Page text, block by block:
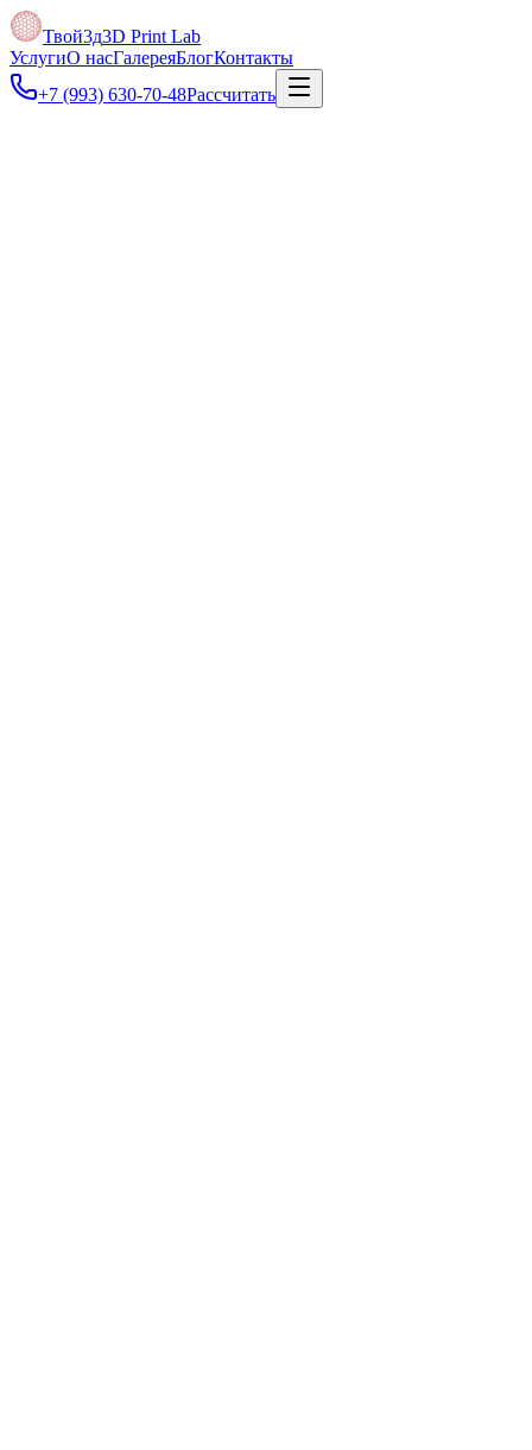
Твой3д3D Print Lab
УслугиО насГалереяБлогКонтакты
+7 (993) 630-70-48Рассчитать